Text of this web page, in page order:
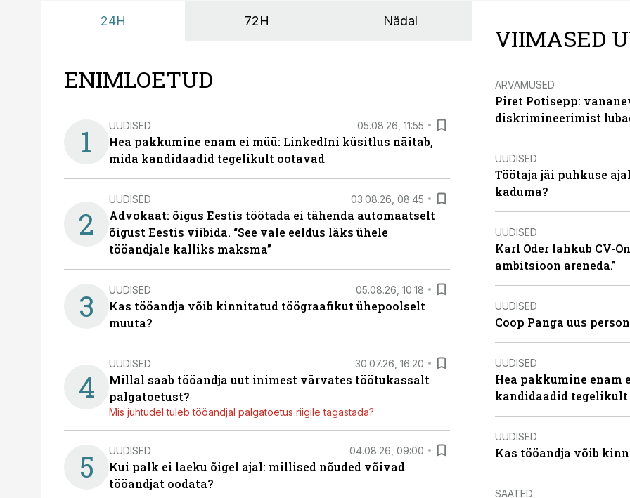
24H 72H Nädal
ENIMLOETUD
1 UUDISED 05.08.26, 11:55
Hea pakkumine enam ei müü: LinkedIni küsitlus näitab,
mida kandidaadid tegelikult ootavad
2
UUDISED 03.08.26, 08:45
Advokaat: õigus Eestis töötada ei tähenda automaatselt
õigust Eestis viibida. “See vale eeldus läks ühele
tööandjale kalliks maksma”
3 UUDISED 05.08.26, 10:18
Kas tööandja võib kinnitatud töögraafikut ühepoolselt
muuta?
4
UUDISED 30.07.26, 16:20
Millal saab tööandja uut inimest värvates töötukassalt
palgatoetust?
Mis juhtudel tuleb tööandjal palgatoetus riigile tagastada?
5 UUDISED 04.08.26, 09:00
Kui palk ei laeku õigel ajal: millised nõuded võivad
tööandjat oodata?
VIIMASED
ARVAMUSED
Piret Potisepp:
diskrimineerimist
UUDISED
Töötaja jäi puhkuse
kaduma?
UUDISED
Karl Oder lahkub CV-
ambitsioon areneda.”
UUDISED
Coop Panga uus
UUDISED
Hea pakkumine enam
kandidaadid tegelikult
UUDISED
Kas tööandja võib
SAATED